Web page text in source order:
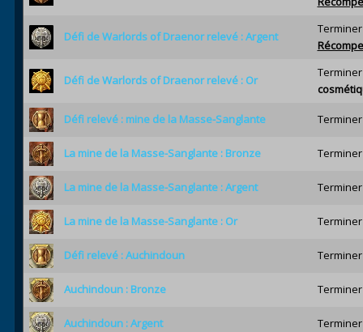
Défi de Warlords of Draenor relevé : Argent
Défi de Warlords of Draenor relevé : Or
Défi relevé : mine de la Masse-Sanglante
La mine de la Masse-Sanglante : Bronze
La mine de la Masse-Sanglante : Argent
La mine de la Masse-Sanglante : Or
Défi relevé : Auchindoun
Auchindoun : Bronze
Auchindoun : Argent